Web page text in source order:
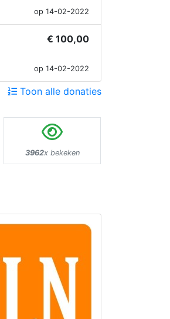
op 14-02-2022
€ 100,00
op 14-02-2022
Toon alle donaties
3962x bekeken